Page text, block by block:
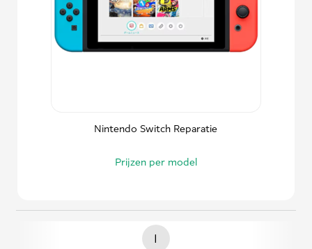
Nintendo Switch Reparatie
Prijzen per model
1